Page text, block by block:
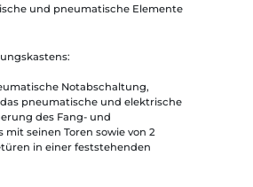
und pneumatische Elemente
Notabschaltung,
pneumatische und elektrische
des Fang- und
seinen Toren sowie von 2
in einer feststehenden